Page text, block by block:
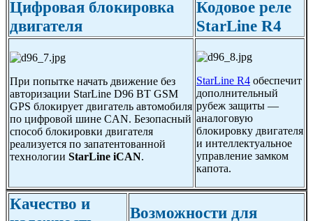
Цифровая блокировка
двигателя
Кодовое реле
StarLine R4
При попытке начать движение без
авторизации StarLine D96 BT GSM
GPS блокирует двигатель автомобиля
по цифровой шине CAN. Безопасный
способ блокировки двигателя
реализуется по запатентованной
технологии StarLine iCAN.
StarLine R4 обеспечит
дополнительный
рубеж защиты —
аналоговую
блокировку двигателя
и интеллектуальное
управление замком
капота.
Качество и
Возможности для